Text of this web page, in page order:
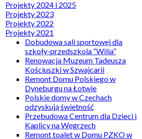
Projekty 2024 i 2025
Projekty 2023
Projekty 2022
Projekty 2021
Dobudowa sali sportowej dla
szkoły-przedszkola “Wilia”
Renowacja Muzeum Tadeusza
Kościuszki w Szwajcarii
Remont Domu Polskiego w
Dyneburgu na Łotwie
Polskie domy w Czechach
odzyskują świetność
Przebudowa Centrum dla Dzieci i
Kaplicy na Węgrzech
Remont toalet w Domu PZKO w